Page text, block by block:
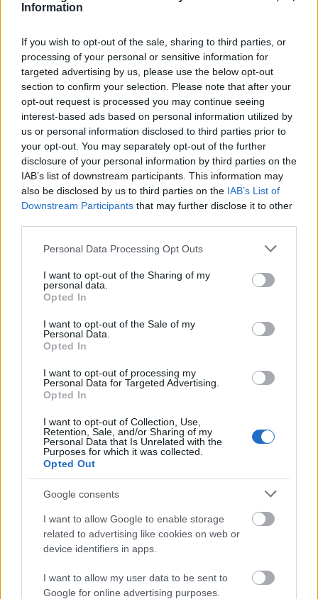
Information
If you wish to opt-out of the sale, sharing to third parties, or
processing of your personal or sensitive information for
targeted advertising by us, please use the below opt-out
section to confirm your selection. Please note that after your
opt-out request is processed you may continue seeing
interest-based ads based on personal information utilized by
us or personal information disclosed to third parties prior to
your opt-out. You may separately opt-out of the further
disclosure of your personal information by third parties on the
IAB’s list of downstream participants. This information may
also be disclosed by us to third parties on the IAB’s List of
Downstream Participants that may further disclose it to other
Please note that this website/app uses one or more Google
not limited to your visit or usage behaviour. You may click to
grant or deny consent to Google and its third-party tags to
use your data for below specified purposes in below Google
consent section.
Personal Data Processing Opt Outs
I want to opt-out of the Sharing of my
personal data.
Opted In
I want to opt-out of the Sale of my
Personal Data.
Opted In
I want to opt-out of processing my
Personal Data for Targeted Advertising.
Opted In
I want to opt-out of Collection, Use,
Retention, Sale, and/or Sharing of my
Personal Data that Is Unrelated with the
Purposes for which it was collected.
Opted Out
Google consents
I want to allow Google to enable storage
related to advertising like cookies on web or
device identifiers in apps.
I want to allow my user data to be sent to
Google for online advertising purposes.
πραγματοποιήσει το 2018 είναι ζωντανό και
Ο γάλλος πρόεδρος Εμανουέλ Μακρόν συνεχάρη
σήμερα τον Πασινιάν για την «ευρεία νίκη» του
κόμματός του στις βουλευτικές εκλογές,
επισημαίνοντας ότι θέλει να συνοδεύσει την
«προσέγγιση με την Ευρώπη» αυτής της χώρας
του Καυκάσου που απομακρύνεται από την
τροχιά της Μόσχας.